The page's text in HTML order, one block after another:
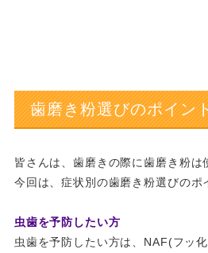
歯磨き粉選びのポイン
皆さんは、歯磨きの際に歯磨き粉は
今回は、症状別の歯磨き粉選びのポ
虫歯を予防したい方
虫歯を予防したい方は、NAF(フッ